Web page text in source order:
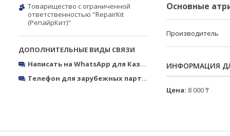
Основные
Производитель
ИНФОРМАЦИЯ
Цена: 8 000 ₸
Товарищество с ограниченной
ответственностью "RepairKit
(РепайрКит)"
Написать на WhatsApp для Казахстана
https://wa.me/
Телефон для зарубежных партнёров
Тел.: